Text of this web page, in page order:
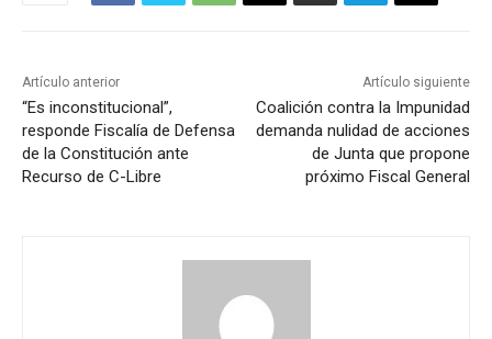
Artículo anterior
“Es inconstitucional”,
responde Fiscalía de Defensa
de la Constitución ante
Recurso de C-Libre
Artículo siguiente
Coalición contra la Impunidad
demanda nulidad de acciones
de Junta que propone
próximo Fiscal General